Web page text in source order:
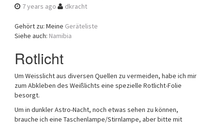
7 years ago dkracht
Gehört zu: Meine Geräteliste
Siehe auch: Namibia
Rotlicht
Um Weisslicht aus diversen Quellen zu vermeiden, habe ich mir
zum Abkleben des Weißlichts eine spezielle Rotlicht-Folie
besorgt.
Um in dunkler Astro-Nacht, noch etwas sehen zu können,
brauche ich eine Taschenlampe/Stirnlampe, aber bitte mit